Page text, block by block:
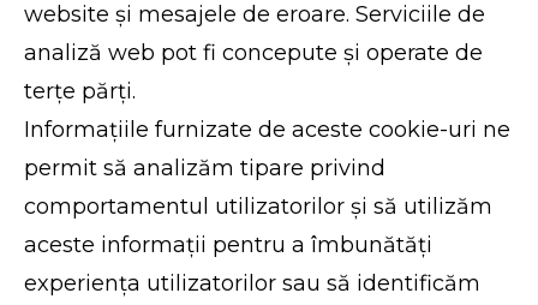
website și mesajele de eroare. Serviciile de
analiză web pot fi concepute și operate de
terțe părți.
Informațiile furnizate de aceste cookie-uri ne
permit să analizăm tipare privind
comportamentul utilizatorilor și să utilizăm
aceste informații pentru a îmbunătăți
experiența utilizatorilor sau să identificăm